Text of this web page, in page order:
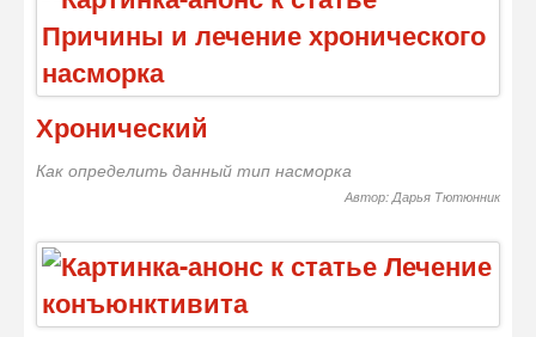
Хронический
Как определить данный тип насморка
Автор: Дарья Тютюнник